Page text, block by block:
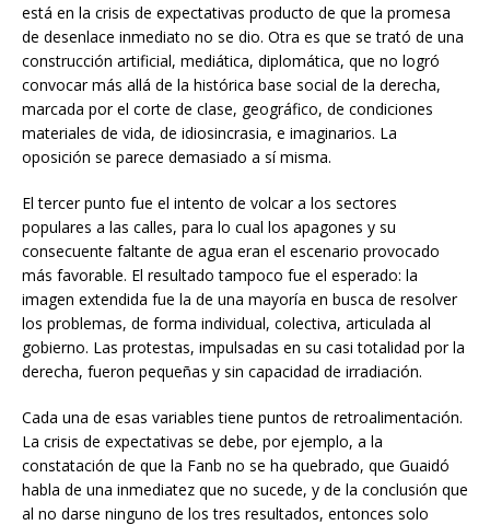
está en la crisis de expectativas producto de que la promesa
de desenlace inmediato no se dio. Otra es que se trató de una
construcción artificial, mediática, diplomática, que no logró
convocar más allá de la histórica base social de la derecha,
marcada por el corte de clase, geográfico, de condiciones
materiales de vida, de idiosincrasia, e imaginarios. La
oposición se parece demasiado a sí misma.
El tercer punto fue el intento de volcar a los sectores
populares a las calles, para lo cual los apagones y su
consecuente faltante de agua eran el escenario provocado
más favorable. El resultado tampoco fue el esperado: la
imagen extendida fue la de una mayoría en busca de resolver
los problemas, de forma individual, colectiva, articulada al
gobierno. Las protestas, impulsadas en su casi totalidad por la
derecha, fueron pequeñas y sin capacidad de irradiación.
Cada una de esas variables tiene puntos de retroalimentación.
La crisis de expectativas se debe, por ejemplo, a la
constatación de que la Fanb no se ha quebrado, que Guaidó
habla de una inmediatez que no sucede, y de la conclusión que
al no darse ninguno de los tres resultados, entonces solo